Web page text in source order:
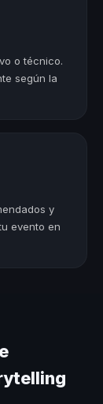
o técnico.
según la
y
evento en